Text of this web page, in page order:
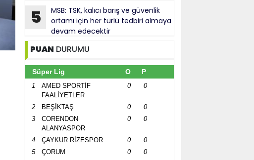
5
MSB: TSK, kalıcı barış ve güvenlik
ortamı için her türlü tedbiri almaya
devam edecektir
PUAN DURUMU
Süper Lig O P
1
AMED SPORTİF
FAALİYETLER
0 0
2 BEŞİKTAŞ 0
0
3
CORENDON
ALANYASPOR
0 0
4 ÇAYKUR RİZESPOR 0
0
5
ÇORUM 0
0